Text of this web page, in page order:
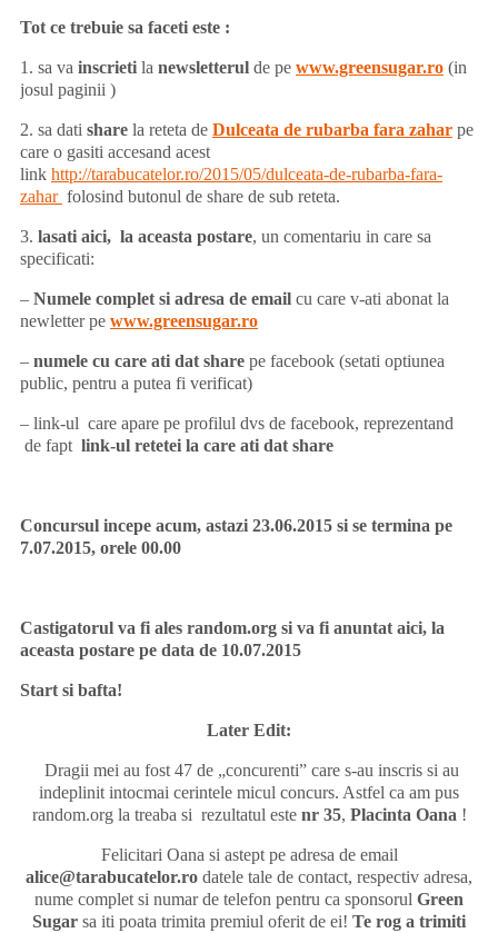
Tot ce trebuie sa faceti este :
1. sa va inscrieti la newsletterul de pe www.greensugar.ro (in
josul paginii )
2. sa dati share la reteta de Dulceata de rubarba fara zahar pe
care o gasiti accesand acest
link http://tarabucatelor.ro/2015/05/dulceata-de-rubarba-fara-
zahar folosind butonul de share de sub reteta.
3. lasati aici, la aceasta postare, un comentariu in care sa
specificati:
– Numele complet si adresa de email cu care v-ati abonat la
newletter pe www.greensugar.ro
– numele cu care ati dat share pe facebook (setati optiunea
public, pentru a putea fi verificat)
– link-ul care apare pe profilul dvs de facebook, reprezentand
de fapt link-ul retetei la care ati dat share
Concursul incepe acum, astazi 23.06.2015 si se termina pe
7.07.2015, orele 00.00
Castigatorul va fi ales random.org si va fi anuntat aici, la
aceasta postare pe data de 10.07.2015
Start si bafta!
Later Edit:
Dragii mei au fost 47 de „concurenti” care s-au inscris si au
indeplinit intocmai cerintele micul concurs. Astfel ca am pus
random.org la treaba si rezultatul este nr 35, Placinta Oana!
Felicitari Oana si astept pe adresa de email
alice@tarabucatelor.ro datele tale de contact, respectiv adresa,
nume complet si numar de telefon pentru ca sponsorul Green
Sugar sa iti poata trimita premiul oferit de ei! Te rog a trimiti